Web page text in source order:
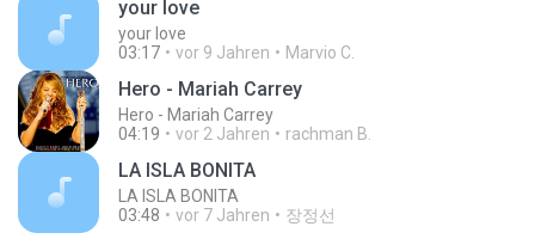
your love
your love
03:17
vor 9 Jahren Marvio C.
Hero - Mariah Carrey
Hero - Mariah Carrey
04:19
vor 2 Jahren rachman B.
LA ISLA BONITA
LA ISLA BONITA
03:48
vor 7 Jahren 장정선